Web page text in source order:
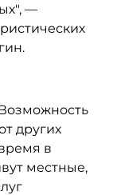
—
других
в
местные,